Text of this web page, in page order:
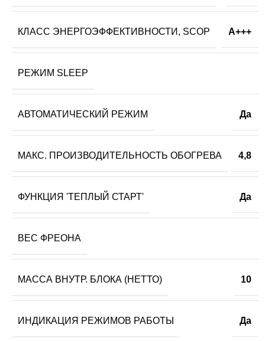
КЛАСС ЭНЕРГОЭФФЕКТИВНОСТИ, SCOP A+++
РЕЖИМ SLEEP
АВТОМАТИЧЕСКИЙ РЕЖИМ Да
МАКС. ПРОИЗВОДИТЕЛЬНОСТЬ ОБОГРЕВА 4,8
ФУНКЦИЯ 'ТЕПЛЫЙ СТАРТ' Да
ВЕС ФРЕОНА
МАССА ВНУТР. БЛОКА (НЕТТО) 10
ИНДИКАЦИЯ РЕЖИМОВ РАБОТЫ Да